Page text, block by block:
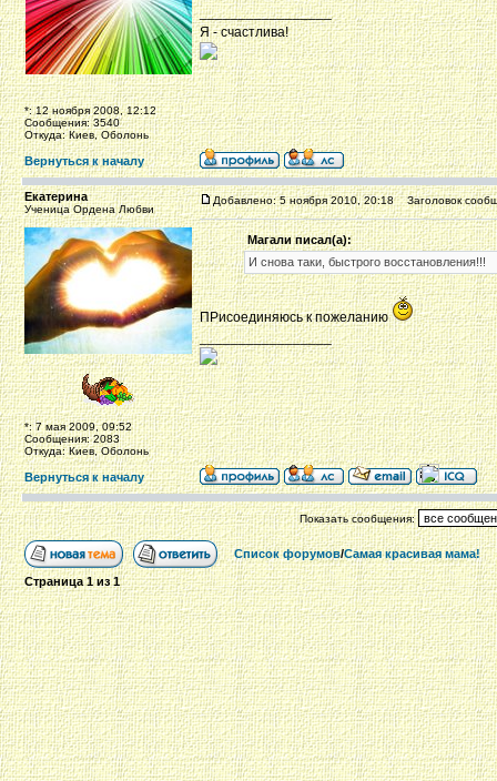
*: 12 ноября 2008, 12:12
Сообщения: 3540
Откуда: Киев, Оболонь
_________________
Я - счастлива!
Вернуться к началу
Екатерина
Ученица Ордена Любви
*: 7 мая 2009, 09:52
Сообщения: 2083
Откуда: Киев, Оболонь
Добавлено: 5 ноября 2010, 20:18 Заголовок
Магали писал(а):
И снова таки, быстрого восстановления!!!
ПРисоединяюсь к пожеланию
_________________
Вернуться к началу
Показать сообщения:
Список форумов/Самая красивая мама!
Страница1из1